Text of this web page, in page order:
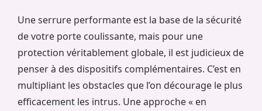
Une serrure performante est la base de la sécurité
de votre porte coulissante, mais pour une
protection véritablement globale, il est judicieux de
penser à des dispositifs complémentaires. C’est en
multipliant les obstacles que l’on décourage le plus
efficacement les intrus. Une approche « en